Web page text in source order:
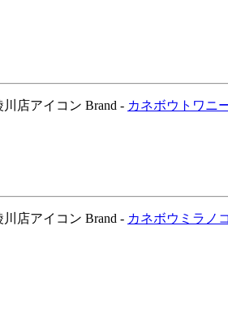
Brand - カネボウ トワニ
Brand - カネボウ ミラノ